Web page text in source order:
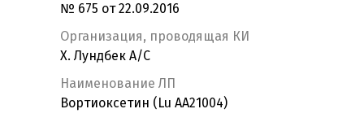
№ 675 от 22.09.2016
Организация, проводящая КИ
Х. Лундбек А/С
Наименование ЛП
Вортиоксетин (Lu AA21004)